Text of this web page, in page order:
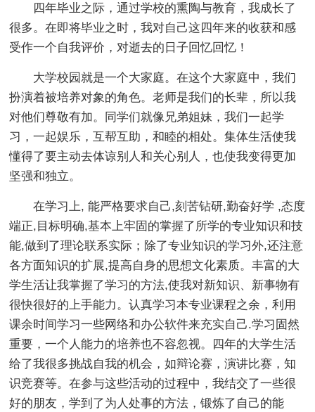
四年毕业之际，通过学校的熏陶与教育，我成长了
很多。在即将毕业之时，我对自己这四年来的收获和感
受作一个自我评价，对逝去的日子回忆回忆！
大学校园就是一个大家庭。在这个大家庭中，我们
扮演着被培养对象的角色。老师是我们的长辈，所以我
对他们尊敬有加。同学们就像兄弟姐妹，我们一起学
习，一起娱乐，互帮互助，和睦的相处。集体生活使我
懂得了要主动去体谅别人和关心别人，也使我变得更加
坚强和独立。
在学习上, 能严格要求自己,刻苦钻研,勤奋好学 ,态度
端正,目标明确,基本上牢固的掌握了所学的专业知识和技
能,做到了理论联系实际；除了专业知识的学习外,还注意
各方面知识的扩展,提高自身的思想文化素质。丰富的大
学生活让我掌握了学习的方法,使我对新知识、新事物有
很快很好的上手能力。认真学习本专业课程之余，利用
课余时间学习一些网络和办公软件来充实自己.学习固然
重要，一个人能力的培养也不容忽视。四年的大学生活
给了我很多挑战自我的机会，如辩论赛，演讲比赛，知
识竞赛等。在参与这些活动的过程中，我结交了一些很
好的朋友，学到了为人处事的方法，锻炼了自己的能